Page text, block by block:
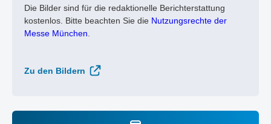
Die Bilder sind für die redaktionelle Berichterstattung
kostenlos. Bitte beachten Sie die Nutzungsrechte der
Messe München
Zu den Bildern